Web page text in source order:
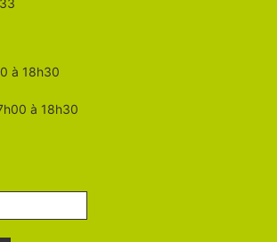
à 18h30
à 18h30